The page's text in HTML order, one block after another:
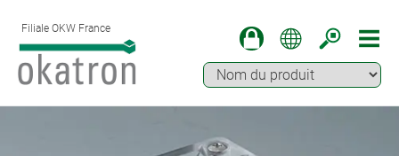
Filiale OKW France